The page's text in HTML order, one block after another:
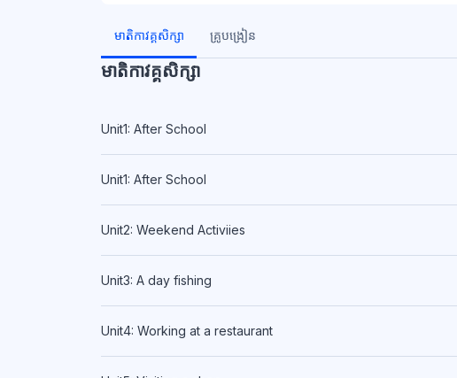
មាតិកាវគ្គសិក្សា គ្រូបង្រៀន
មាតិកាវគ្គសិក្សា
Unit1: After School
Unit1: After School
Unit2: Weekend Activiies
Unit3: A day fishing
Unit4: Working at a restaurant